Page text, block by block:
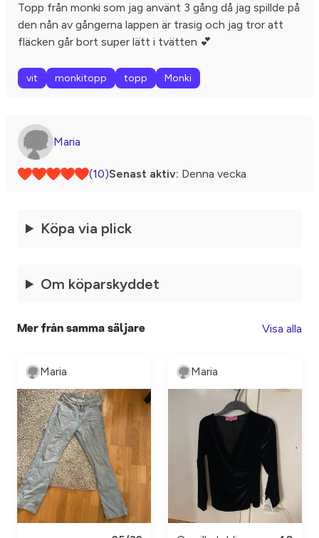
Topp från monki som jag använt 3 gång då jag spillde på
den nån av gångerna lappen är trasig och jag tror att
fläcken går bort super lätt i tvätten 💕
vit monkitopp topp Monki
Maria
(10)Senast aktiv: Denna vecka
Köpa via plick
Om köparskyddet
Mer från samma säljare Visa alla
Maria Maria